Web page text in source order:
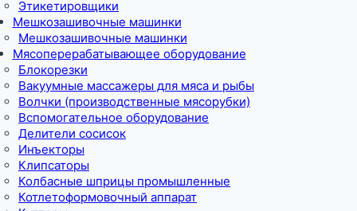
Этикетировщики
Мешкозашивочные машинки
Мешкозашивочные машинки
Мясоперерабатывающее оборудование
Блокорезки
Вакуумные массажеры для мяса и рыбы
Волчки (производственные мясорубки)
Вспомогательное оборудование
Делители сосисок
Инъекторы
Клипсаторы
Колбасные шприцы промышленные
Котлетоформовочный аппарат